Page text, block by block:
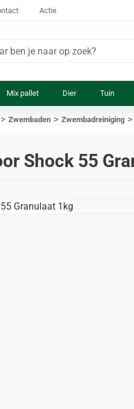
Actie
Mix pallet Dier Tuin
Shock 55
Zwembaden Zwembadreiniging